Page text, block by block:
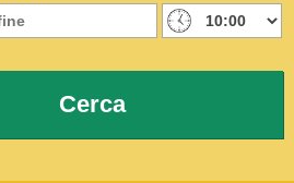
Cerca